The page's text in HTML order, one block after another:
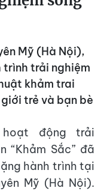
Mỹ (Hà Nội),
trình trải nghiệm
khảm trai
trẻ và bạn bè
hoạt động trải
“Khảm Sắc” đã
hành trình tại
Mỹ (Hà Nội).